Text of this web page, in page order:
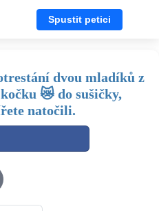
Spustit petici
dvou mladíků z
😿 do sušičky,
natočili.